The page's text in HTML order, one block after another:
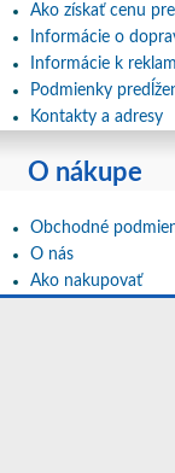
Ako získať cenu
Informácie o
Informácie k
Podmienky
Kontakty a adresy
O nákupe
Obchodné
O nás
Ako nakupovať